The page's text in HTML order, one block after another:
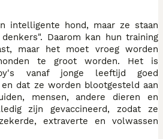
intelligente hond, maar ze staan
Daarom kan hun training
maar het moet vroeg worden
te groot worden. Het is
vanaf jonge leeftijd goed
dat ze worden blootgesteld aan
mensen, andere dieren en
zijn gevaccineerd, zodat ze
extraverte en volwassen